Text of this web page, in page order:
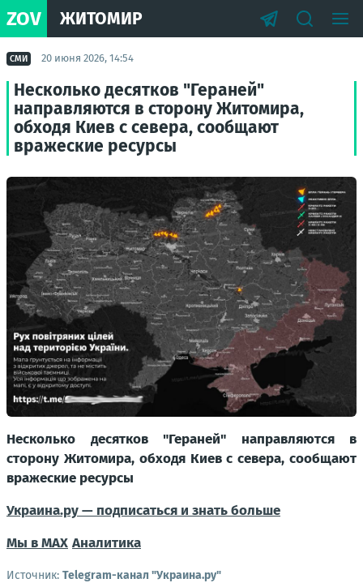
ZOV ЖИТОМИР
СМИ 20 июня 2026, 14:54
Несколько десятков "Гераней"
направляются в сторону Житомира,
обходя Киев с севера, сообщают
вражеские ресурсы
Несколько десятков "Гераней" направляются в
сторону Житомира, обходя Киев с севера, сообщают
вражеские ресурсы
Украина.ру — подписаться и знать больше
Мы в MAX Аналитика
Источник: Telegram-канал "Украина.ру"